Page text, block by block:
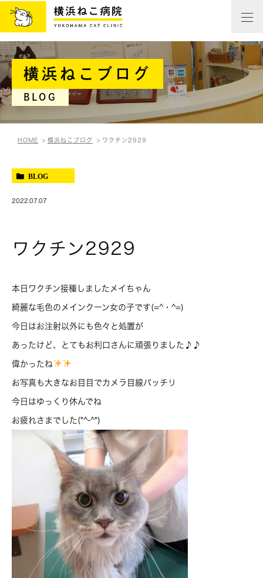
横浜ねこブログ
BLOG
HOME 横浜ねこブログ ワクチン2929
BLOG
2022.07.07
ワクチン2929
本日ワクチン接種しましたメイちゃん
綺麗な毛色のメインクーン女の子です(=^・^=)
今日はお注射以外にも色々と処置が
あったけど、とてもお利口さんに頑張りました♪♪
偉かったね
お写真も大きなお目目でカメラ目線バッチリ
今日はゆっくり休んでね
お疲れさまでした(*^-^*)